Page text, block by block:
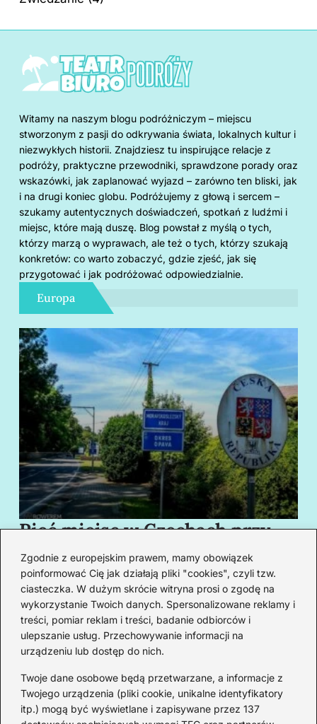
Zgodnie z europejskim prawem, mamy obowiązek
poinformować Cię jak działają pliki "cookies", czyli tzw.
ciasteczka. W dużym skrócie witryna prosi o zgodę na
wykorzystanie Twoich danych. Spersonalizowane reklamy i
treści, pomiar reklam i treści, badanie odbiorców i
ulepszanie usług. Przechowywanie informacji na
urządzeniu lub dostęp do nich.
Twoje dane osobowe będą przetwarzane, a informacje z
Twojego urządzenia (pliki cookie, unikalne identyfikatory
itp.) mogą być wyświetlane i zapisywane przez 137
Witamy na naszym blogu podróżniczym – miejscu
stworzonym z pasji do odkrywania świata, lokalnych kultur i
niezwykłych historii. Znajdziesz tu inspirujące relacje z
podróży, praktyczne przewodniki, sprawdzone porady oraz
wskazówki, jak zaplanować wyjazd – zarówno ten bliski, jak
i na drugi koniec globu. Podróżujemy z głową i sercem –
szukamy autentycznych doświadczeń, spotkań z ludźmi i
miejsc, które mają duszę. Blog powstał z myślą o tych,
którzy marzą o wyprawach, ale też o tych, którzy szukają
konkretów: co warto zobaczyć, gdzie zjeść, jak się
przygotować i jak podróżować odpowiedzialnie.
Europa
Pięć miejsc w Czechach przy
granicy, które cię oczarują
swoim urokiem
Redakcja
Od lat podróżuję, by poznawać świat z bliska – nie tylko
przez pryzmat zabytków, ale przede wszystkim ludzi,
smaków i codzienności.
Redakcja: Michalina Staszic